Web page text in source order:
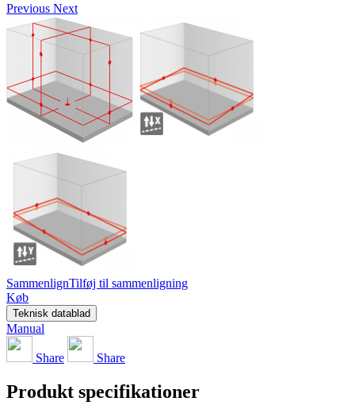
Previous Next
SammenlignTilføj til sammenligning
Køb
Teknisk datablad
Manual
Share Share
Produkt specifikationer